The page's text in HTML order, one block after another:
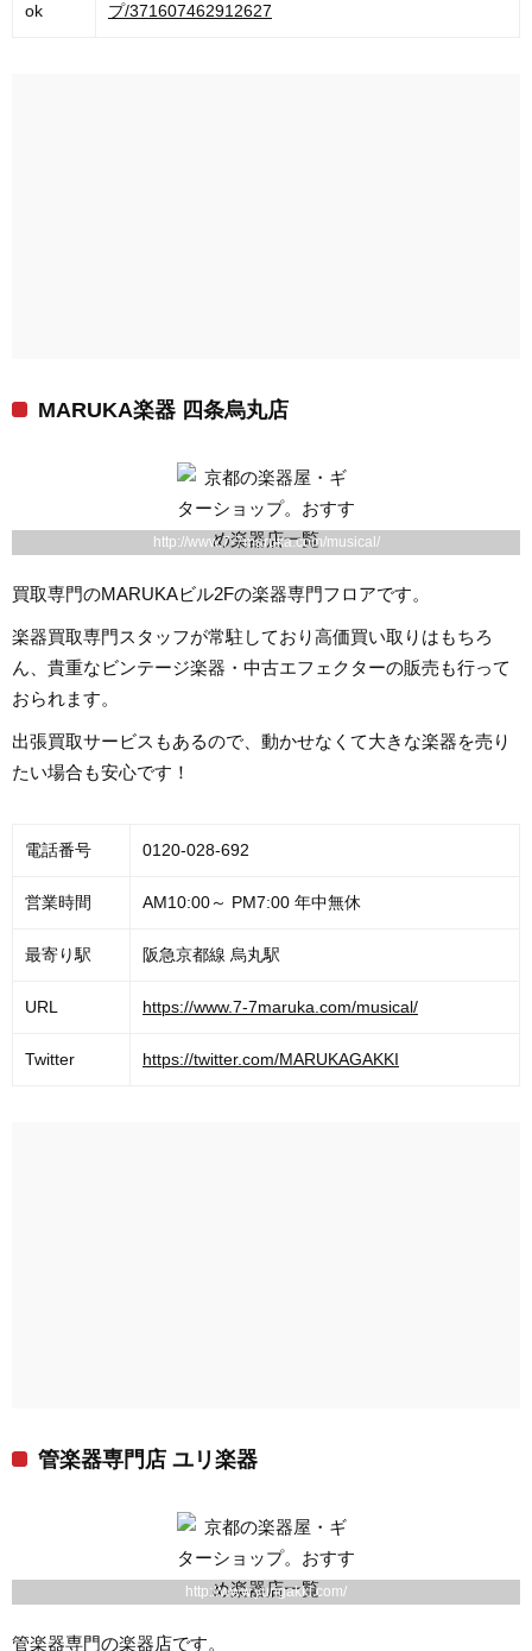
ok
プ/371607462912627
MARUKA楽器 四条烏丸店
http://www.7-7maruka.com/musical/
買取専門のMARUKAビル2Fの楽器専門フロアです。
楽器買取専門スタッフが常駐しており高価買い取りはもちろ
ん、貴重なビンテージ楽器・中古エフェクターの販売も行って
おられます。
出張買取サービスもあるので、動かせなくて大きな楽器を売り
たい場合も安心です！
電話番号 0120-028-692
営業時間 AM10:00～ PM7:00 年中無休
最寄り駅 阪急京都線 烏丸駅
URL https://www.7-7maruka.com/musical/
Twitter https://twitter.com/MARUKAGAKKI
管楽器専門店 ユリ楽器
http://www.yurigakki.com/
管楽器専門の楽器店です。